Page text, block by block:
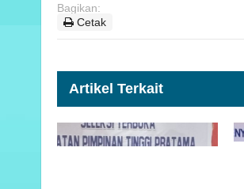
Bagikan:
Cetak
Artikel Terkait